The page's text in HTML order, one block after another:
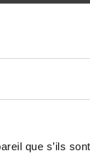
que s’ils
?